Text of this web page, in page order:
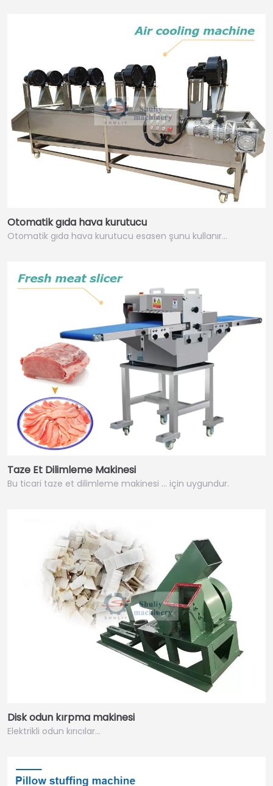
Otomatik gıda hava kurutucu
Otomatik gıda hava kurutucu esasen şunu kullanır…
Taze Et Dilimleme Makinesi
Bu ticari taze et dilimleme makinesi ... için uygundur.
Disk odun kırpma makinesi
Elektrikli odun kırıcılar…